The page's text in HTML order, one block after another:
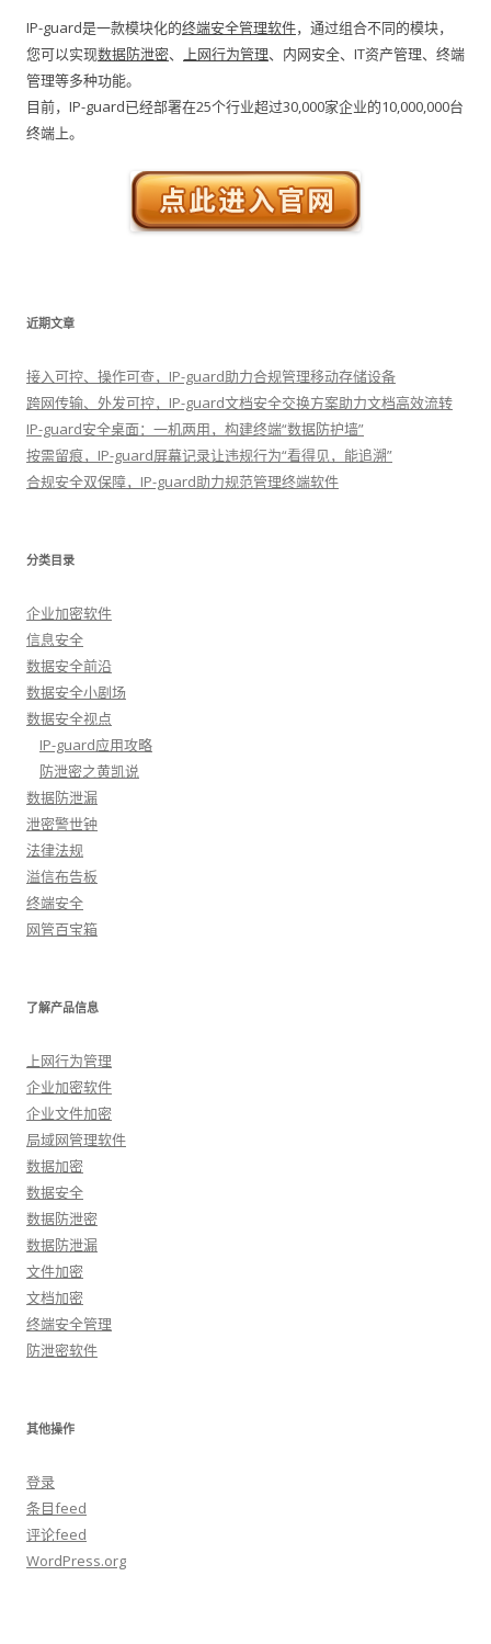
IP-guard是一款模块化的终端安全管理软件，通过组合不同的模块，
您可以实现数据防泄密、 上网行为管理、内网安全、IT资产管理、终端
管理等多种功能。
目前，IP-guard已经部署在25个行业超过30,000家企业的10,000,000台
终端上。
近期文章
接入可控、操作可查，IP-guard助力合规管理移动存储设备
跨网传输、外发可控，IP-guard文档安全交换方案助力文档高效流转
IP-guard安全桌面：一机两用，构建终端“数据防护墙”
按需留痕，IP-guard屏幕记录让违规行为“看得见，能追溯”
合规安全双保障，IP-guard助力规范管理终端软件
分类目录
企业加密软件
信息安全
数据安全前沿
数据安全小剧场
数据安全视点
IP-guard应用攻略
防泄密之黄凯说
数据防泄漏
泄密警世钟
法律法规
溢信布告板
终端安全
网管百宝箱
了解产品信息
上网行为管理
企业加密软件
企业文件加密
局域网管理软件
数据加密
数据安全
数据防泄密
数据防泄漏
文件加密
文档加密
终端安全管理
防泄密软件
其他操作
登录
条目feed
评论feed
WordPress.org